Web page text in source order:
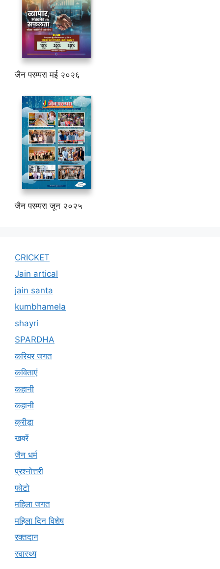
जैन परम्परा मई २०२६
जैन परम्परा जून २०२५
CRICKET
Jain artical
jain santa
kumbhamela
shayri
SPARDHA
करियर जगत
कविताएं
कहानी
कहानी
क्रीड़ा
खबरें
जैन धर्म
प्रश्नोत्तरी
फोटो
महिला जगत
महिला दिन विशेष
रक्तदान
स्वास्थ्य